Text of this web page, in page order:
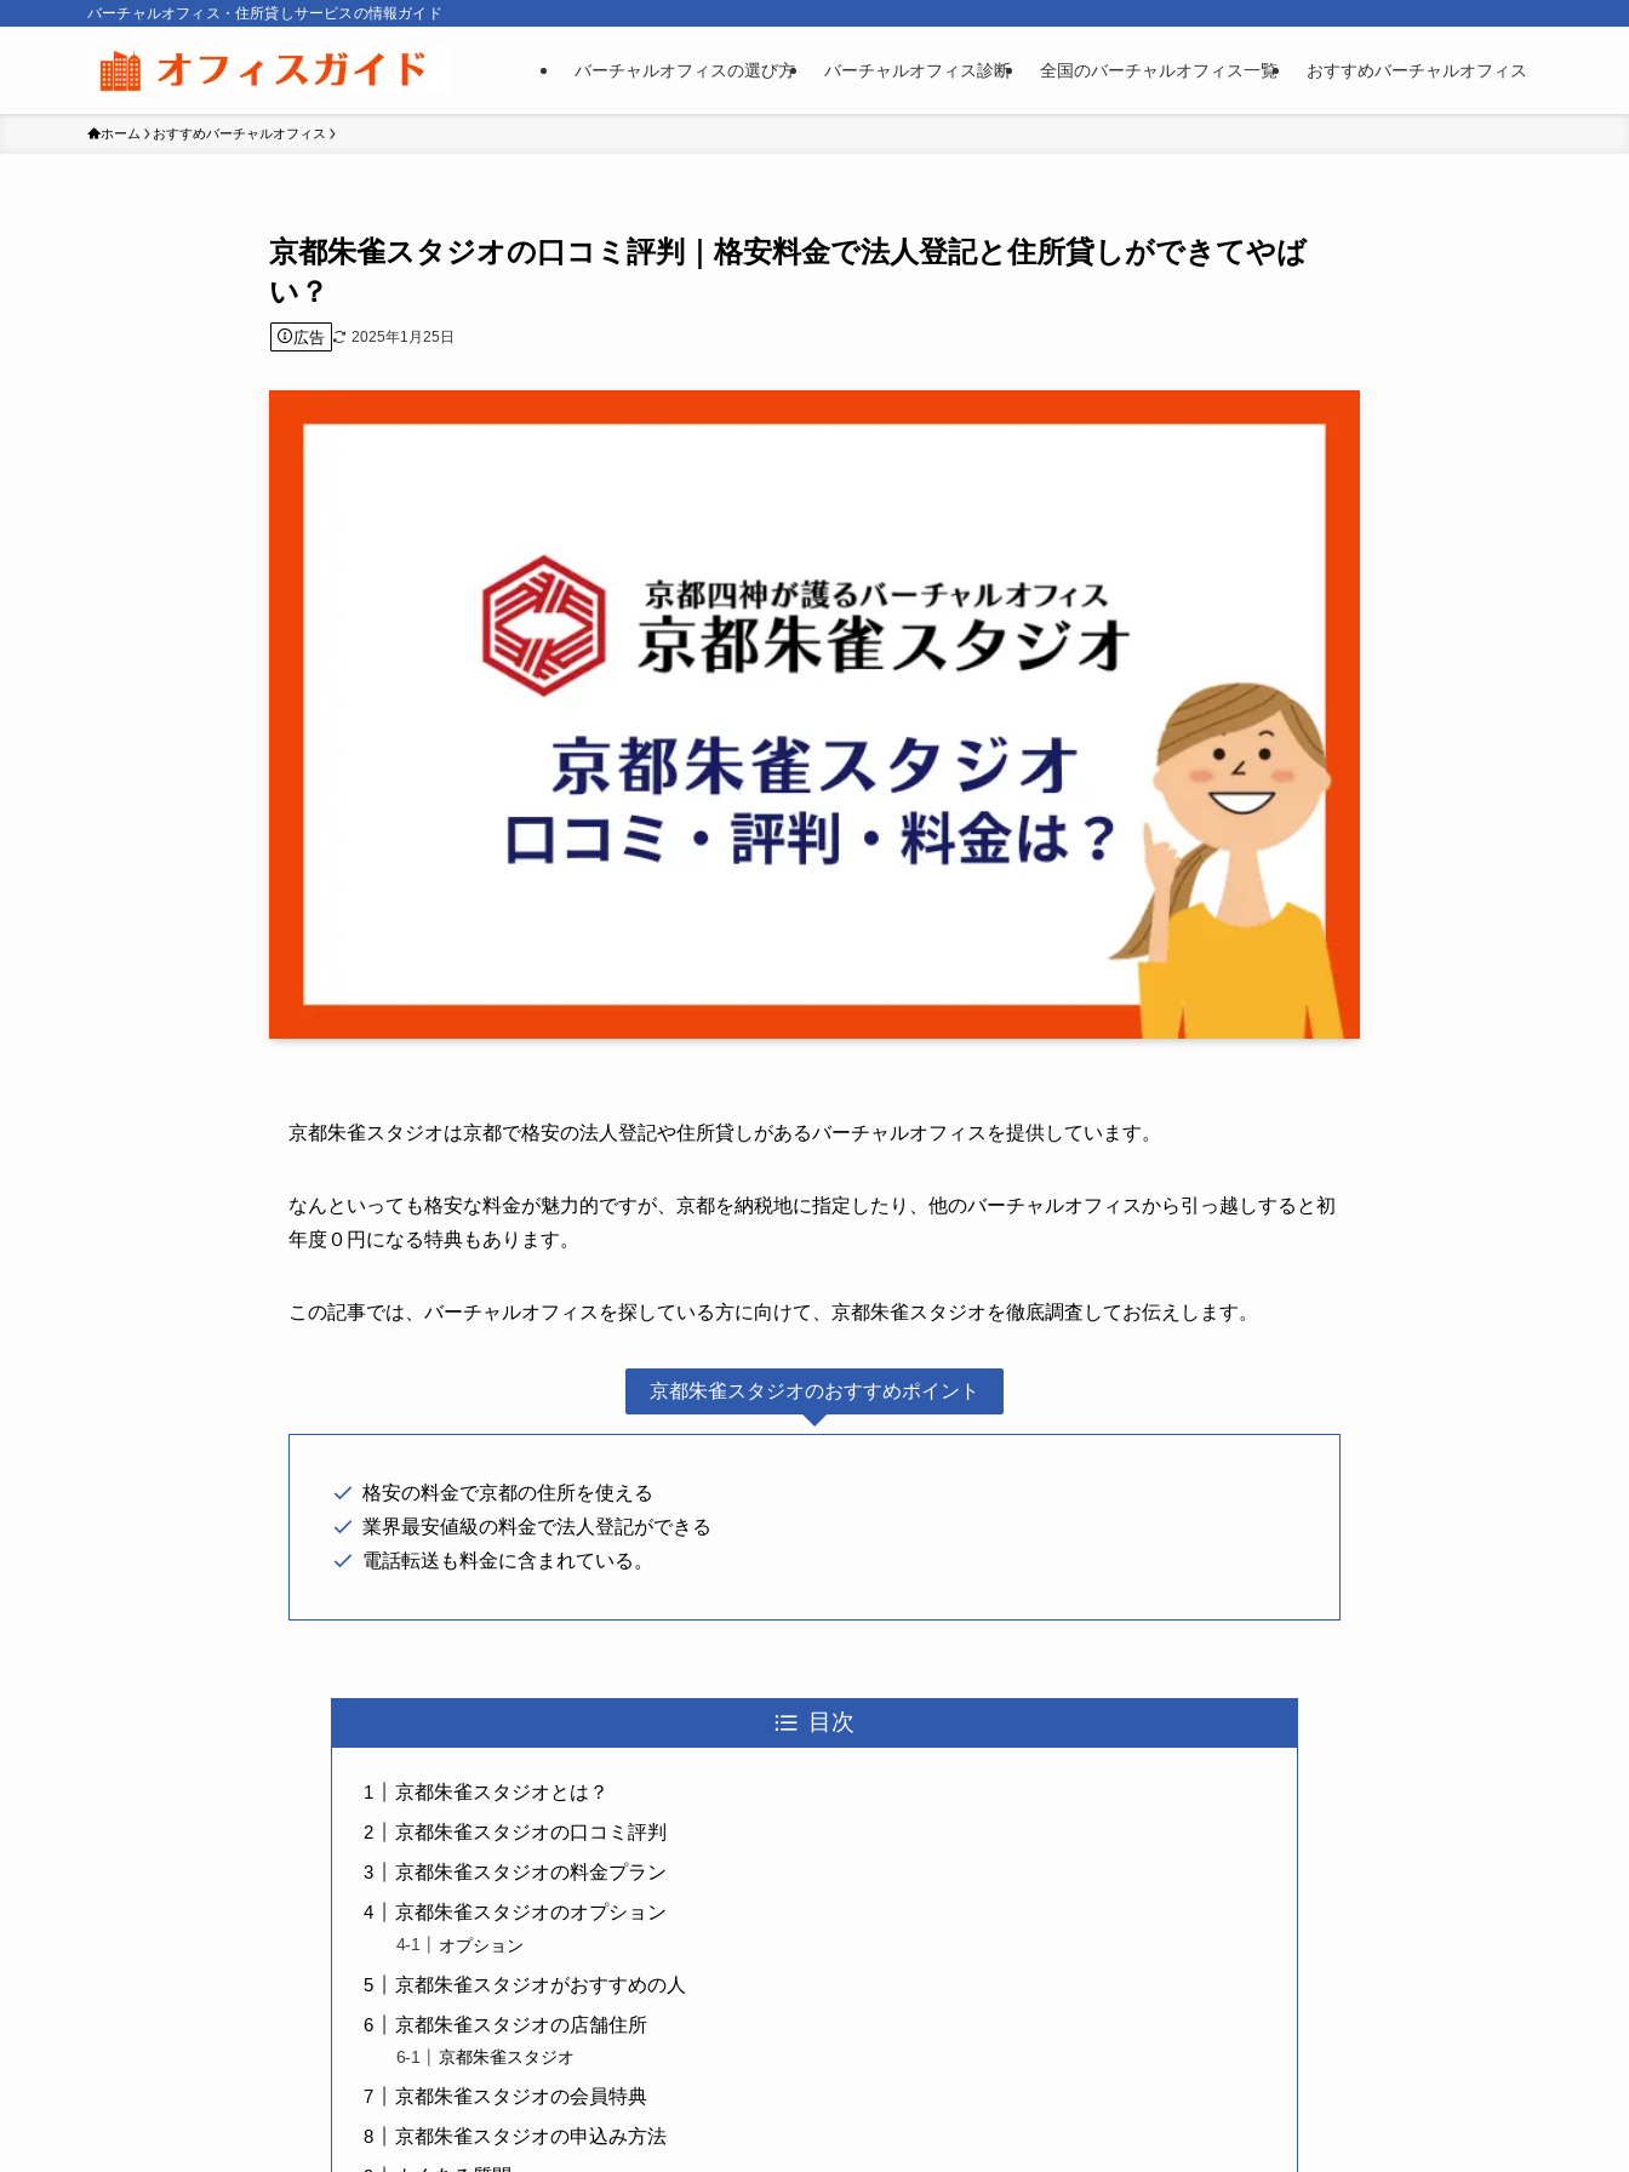
バーチャルオフィス・住所貸しサービスの情報ガイド
バーチャルオフィスの選び方 バーチャルオフィス診断 全国のバーチャルオフィス一覧 おすすめバーチャルオフィス
ホーム おすすめバーチャルオフィス
京都朱雀スタジオの口コミ評判｜格安料金で法人登記と住所貸しができてやば
い？
広告 2025年1月25日
京都朱雀スタジオは京都で格安の法人登記や住所貸しがあるバーチャルオフィスを提供しています。
なんといっても格安な料金が魅力的ですが、京都を納税地に指定したり、他のバーチャルオフィスから引っ越しすると初
年度０円になる特典もあります。
この記事では、バーチャルオフィスを探している方に向けて、京都朱雀スタジオを徹底調査してお伝えします。
京都朱雀スタジオのおすすめポイント
格安の料金で京都の住所を使える
業界最安値級の料金で法人登記ができる
電話転送も料金に含まれている。
目次
京都朱雀スタジオとは？
京都朱雀スタジオの口コミ評判
京都朱雀スタジオの料金プラン
京都朱雀スタジオのオプション
オプション
京都朱雀スタジオがおすすめの人
京都朱雀スタジオの店舗住所
京都朱雀スタジオ
京都朱雀スタジオの会員特典
京都朱雀スタジオの申込み方法